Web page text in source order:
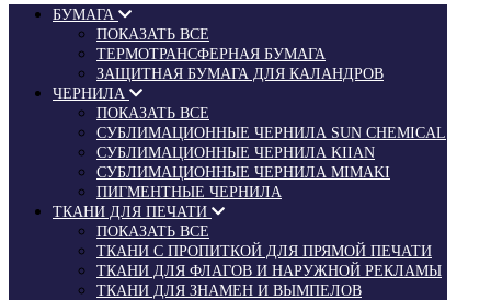
БУМАГА
ПОКАЗАТЬ ВСЕ
ТЕРМОТРАНСФЕРНАЯ БУМАГА
ЗАЩИТНАЯ БУМАГА ДЛЯ КАЛАНДРОВ
ЧЕРНИЛА
ПОКАЗАТЬ ВСЕ
СУБЛИМАЦИОННЫЕ ЧЕРНИЛА SUN CHEMICAL
СУБЛИМАЦИОННЫЕ ЧЕРНИЛА KIIAN
СУБЛИМАЦИОННЫЕ ЧЕРНИЛА MIMAKI
ПИГМЕНТНЫЕ ЧЕРНИЛА
ТКАНИ ДЛЯ ПЕЧАТИ
ПОКАЗАТЬ ВСЕ
ТКАНИ С ПРОПИТКОЙ ДЛЯ ПРЯМОЙ ПЕЧАТИ
ТКАНИ ДЛЯ ФЛАГОВ И НАРУЖНОЙ РЕКЛАМЫ
ТКАНИ ДЛЯ ЗНАМЕН И ВЫМПЕЛОВ